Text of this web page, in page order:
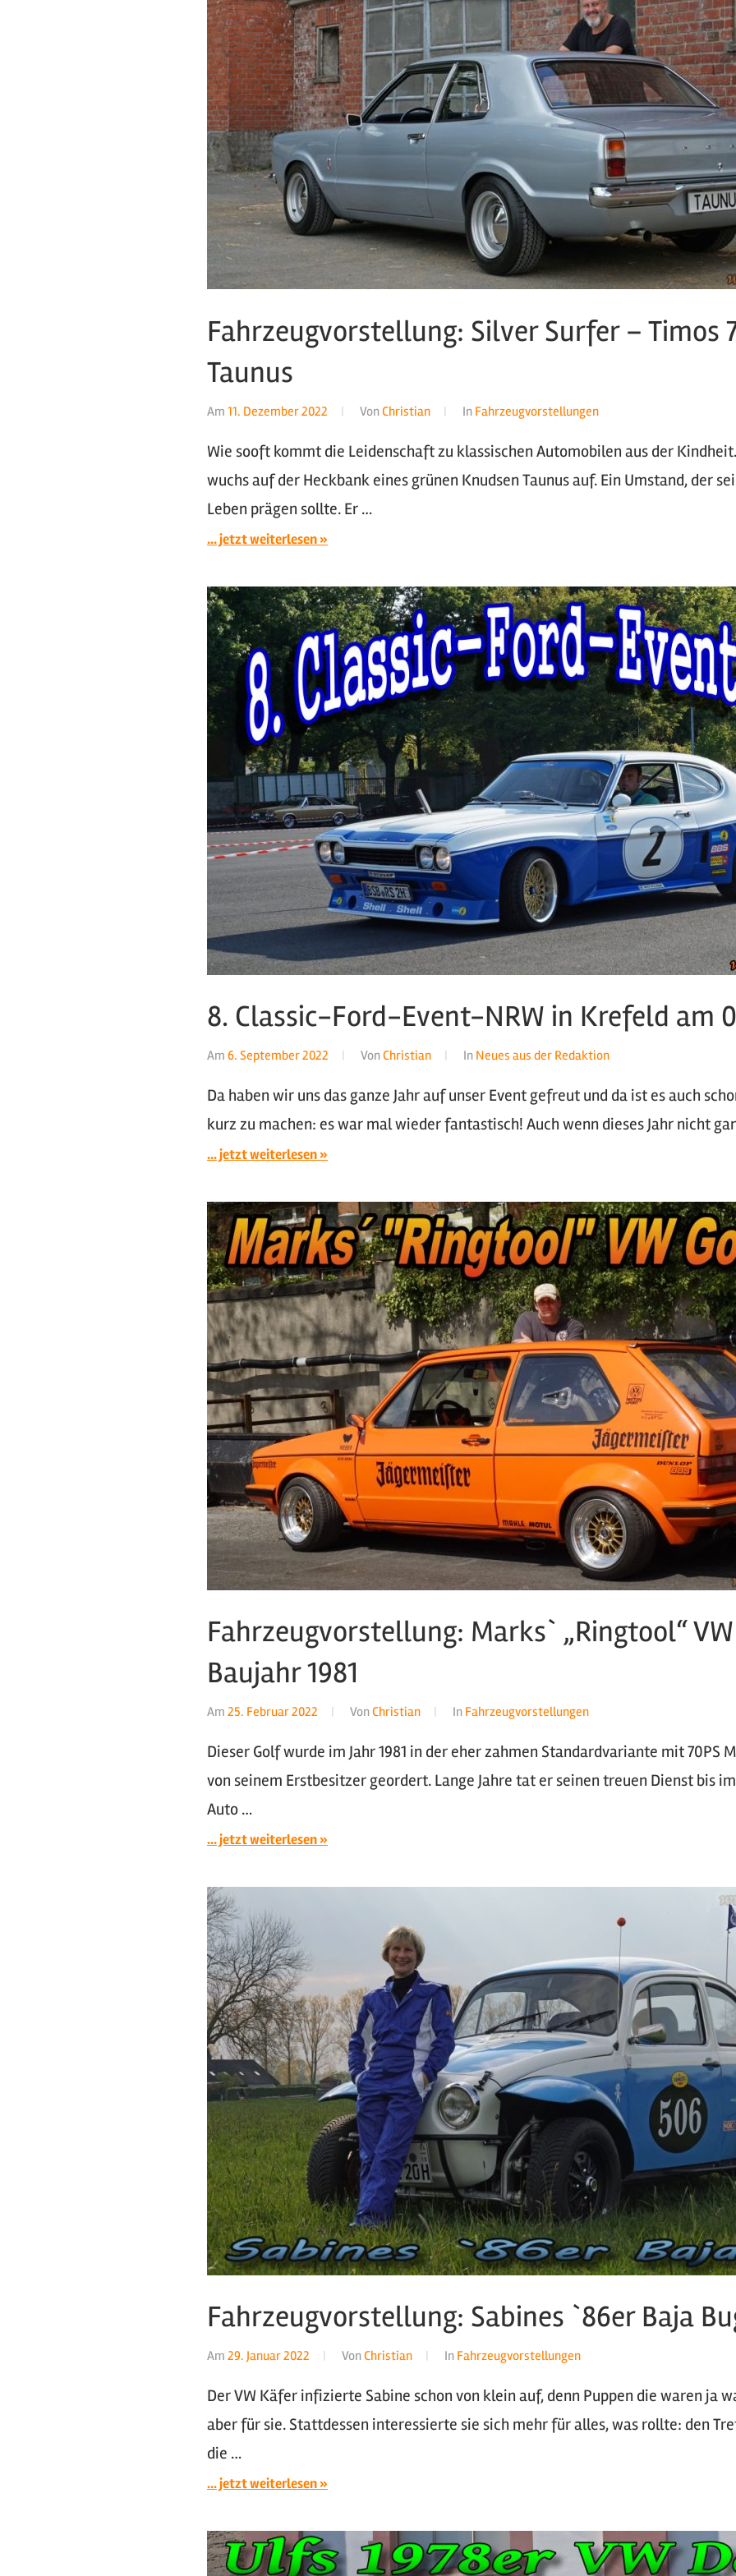
Fahrzeugvorstellung: Silver Surfer – Timos
Taunus
Am 11. Dezember 2022 VonChristian In Fahrzeugvorstellungen
Wie sooft kommt die Leidenschaft zu klassischen Automobilen aus der
wuchs auf der Heckbank eines grünen Knudsen Taunus auf. Ein Umstand, der
Leben prägen sollte. Er …
... jetzt weiterlesen
8. Classic-Ford-Event-NRW in Krefeld am
Am 6. September 2022 VonChristian In Neues aus der Redaktion
Da haben wir uns das ganze Jahr auf unser Event gefreut und da ist es auch
kurz zu machen: es war mal wieder fantastisch! Auch wenn dieses Jahr nicht
... jetzt weiterlesen
Fahrzeugvorstellung: Marks` „Ringtool“
Baujahr 1981
Am 25. Februar 2022 VonChristian In Fahrzeugvorstellungen
Dieser Golf wurde im Jahr 1981 in der eher zahmen Standardvariante mit 70PS
von seinem Erstbesitzer geordert. Lange Jahre tat er seinen treuen Dienst bis
Auto …
... jetzt weiterlesen
Fahrzeugvorstellung: Sabines `86er Baja
Am 29. Januar 2022 VonChristian In Fahrzeugvorstellungen
Der VW Käfer infizierte Sabine schon von klein auf, denn Puppen die waren ja
aber für sie. Stattdessen interessierte sie sich mehr für alles, was rollte: den
die …
... jetzt weiterlesen